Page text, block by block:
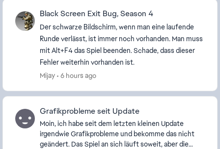
Black Screen Exit Bug, Season 4
Der schwarze Bildschirm, wenn man eine laufende
Runde verlässt, ist immer noch vorhanden. Man muss
mit Alt+F4 das Spiel beenden. Schade, dass dieser
Fehler weiterhin vorhanden ist.
Mijay
6 hours ago
Grafikprobleme seit Update
Moin, ich habe seit dem letzten kleinen Update
irgendwie Grafikprobleme und bekomme das nicht
geändert. Das Spiel an sich läuft soweit, aber die